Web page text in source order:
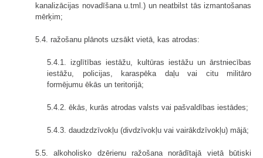
kanalizācijas novadīšana u.tml.) un neatbilst tās izmantošanas
mērķim;
5.4. ražošanu plānots uzsākt vietā, kas atrodas:
5.4.1. izglītības iestāžu, kultūras iestāžu un ārstniecības
iestāžu, policijas, karaspēka daļu vai citu militāro
formējumu ēkās un teritorijā;
5.4.2. ēkās, kurās atrodas valsts vai pašvaldības iestādes;
5.4.3. daudzdzīvokļu (divdzīvokļu vai vairākdzīvokļu) mājā;
5.5. alkoholisko dzērienu ražošana norādītajā vietā būtiski